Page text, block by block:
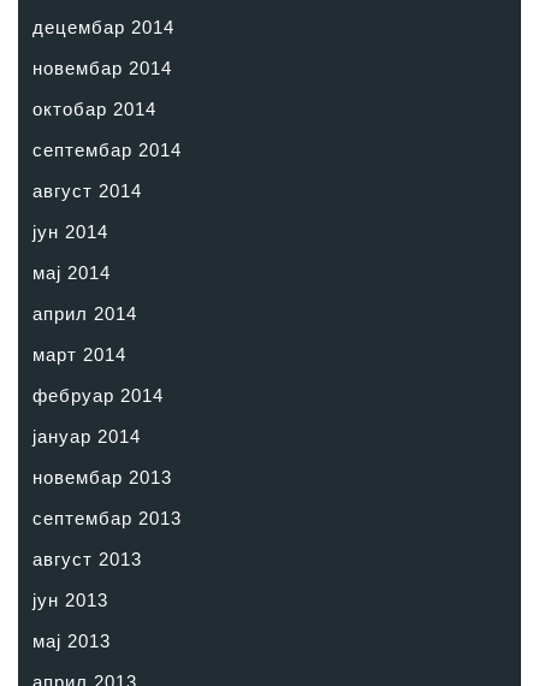
децембар 2014
новембар 2014
октобар 2014
септембар 2014
август 2014
јун 2014
мај 2014
април 2014
март 2014
фебруар 2014
јануар 2014
новембар 2013
септембар 2013
август 2013
јун 2013
мај 2013